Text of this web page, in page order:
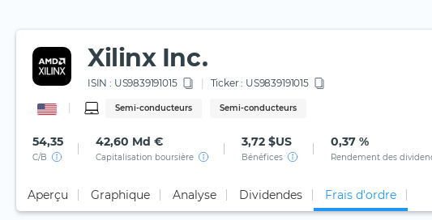
Xilinx Inc.
ISIN : US9839191015 Ticker : US9839191015
Semi-conducteurs Semi-conducteurs
54,35
C/B
42,60 Md €
Capitalisation boursière
3,72 $US
Bénéfices
0,37 %
Rendement des
Aperçu Graphique Analyse Dividendes Frais d'ordre